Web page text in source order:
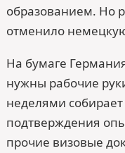
образованием. Но
отменило
На бумаге
нужны рабочие
неделями
подтверждения
прочие визовые